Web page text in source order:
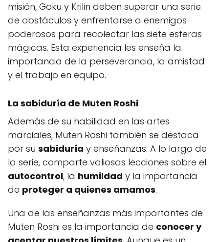
misión, Goku y Krilin deben superar una serie
de obstáculos y enfrentarse a enemigos
poderosos para recolectar las siete esferas
mágicas. Esta experiencia les enseña la
importancia de la perseverancia, la amistad
y el trabajo en equipo.
La sabiduría de Muten Roshi
Además de su habilidad en las artes
marciales, Muten Roshi también se destaca
por su sabiduría y enseñanzas. A lo largo de
la serie, comparte valiosas lecciones sobre el
autocontrol, la humildad y la importancia
de proteger a quienes amamos.
Una de las enseñanzas más importantes de
Muten Roshi es la importancia de conocer y